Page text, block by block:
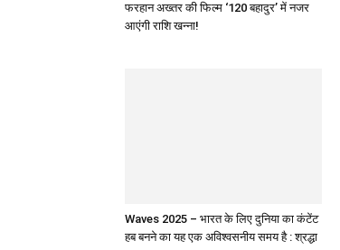
फरहान अख्तर की फिल्म ‘120 बहादुर’ में नजर
आएंगी राशि खन्ना!
Waves 2025 – भारत के लिए दुनिया का कंटेंट
हब बनने का यह एक अविश्वसनीय समय है : श्रद्धा